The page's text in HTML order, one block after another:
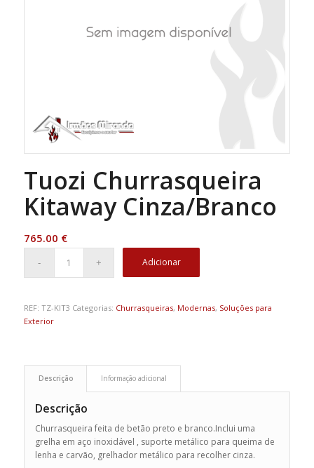
Tuozi Churrasqueira
Kitaway Cinza/Branco
765.00 €
Adicionar
REF: TZ-KIT3 Categorias: Churrasqueiras, Modernas, Soluções para
Exterior
Descrição Informação adicional
Descrição
Churrasqueira feita de betão preto e branco.Inclui uma
grelha em aço inoxidável , suporte metálico para queima de
lenha e carvão, grelhador metálico para recolher cinza.